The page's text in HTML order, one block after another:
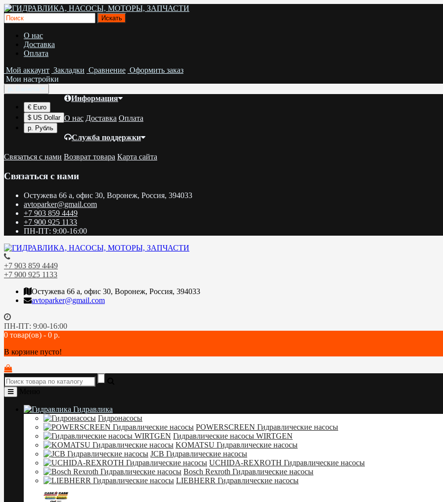
О нас
Доставка
Оплата
Мой аккаунт Закладки Сравнение Оформить заказ
Мои настройки
€ Euro
$ US Dollar
р. Рубль
Информация
О нас Доставка Оплата
Служба поддержки
Связаться с нами Возврат товара Карта сайта
Связаться с нами
Остужева 66 а, офис 30, Воронеж, Россия, 394033
avtoparker@gmail.com
+7 903 859 4449
+7 900 925 1133
ПН-ПТ: 9:00-16:00
+7 903 859 4449
+7 900 925 1133
Остужева 66 а, офис 30, Воронеж, Россия, 394033
avtoparker@gmail.com
ПН-ПТ: 9:00-16:00
0 товар(ов) - 0 р.
В корзине пусто!
Гидравлика
Гидронасосы
POWERSCREEN Гидравлические насосы
Гидравлические насосы WIRTGEN
KOMATSU Гидравлические насосы
JCB Гидравлические насосы
UCHIDA-REXROTH Гидравлические насосы
Bosch Rexroth Гидравлические насосы
LIEBHERR Гидравлические насосы